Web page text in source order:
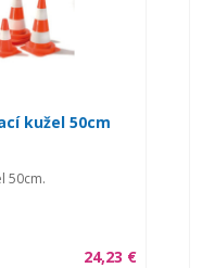
kužel 50cm
50cm.
24,23 €